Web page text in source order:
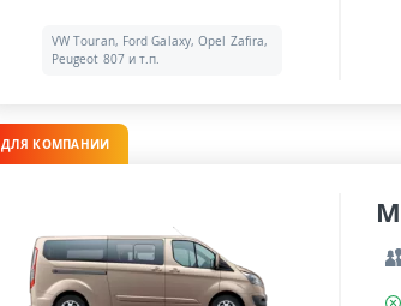
VW Touran, Ford Galaxy, Opel Zafira,
Peugeot 807 и т.п.
ДЛЯ КОМПАНИИ